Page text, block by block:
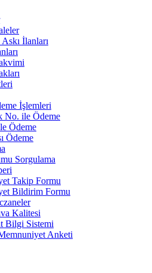
İlanları
İşlemleri
ile Ödeme
Ödeme
Ödeme
Sorgulama
Takip Formu
Bildirim Formu
Kalitesi
Bilgi Sistemi
Anketi